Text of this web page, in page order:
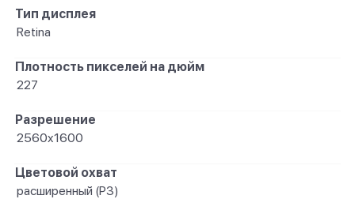
Тип дисплея
Retina
Плотность пикселей на дюйм
227
Разрешение
2560x1600
Цветовой охват
расширенный (P3)